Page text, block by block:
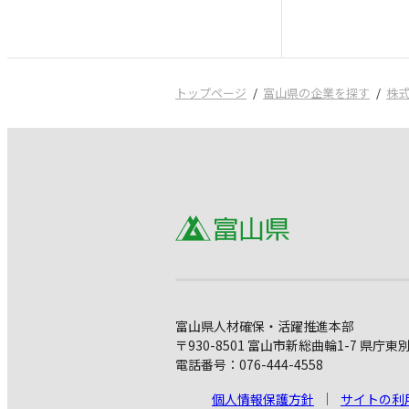
トップページ 富山県の企業を探す 株
富山県人材確保・活躍推進本部
〒930-8501 富山市新総曲輪1-7 県庁東
電話番号：076-444-4558
個人情報保護方針
サイトの利